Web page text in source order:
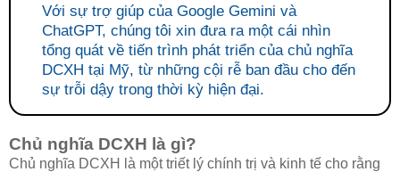
Với sự trợ giúp của Google Gemini và
ChatGPT, chúng tôi xin đưa ra một cái nhìn
tổng quát về tiến trình phát triển của chủ nghĩa
DCXH tại Mỹ, từ những cội rễ ban đầu cho đến
sự trỗi dậy trong thời kỳ hiện đại.
Chủ nghĩa DCXH là gì?
Chủ nghĩa DCXH là một triết lý chính trị và kinh tế cho rằng